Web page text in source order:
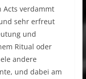
Acts verdammt
sehr erfreut
und
Ritual oder
andere
und dabei am